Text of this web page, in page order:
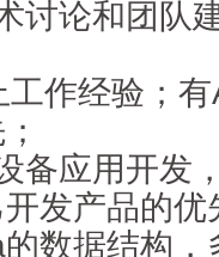
论和团队
作经验；有
应用开发
发产品的优
据结构，